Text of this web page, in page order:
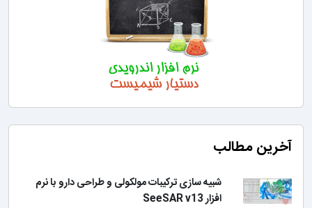
آخرین مطالب
شبیه سازی ترکیبات مولکولی و طراحی دارو با نرم
افزار SeeSAR v13